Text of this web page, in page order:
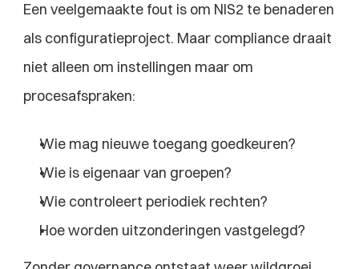
Een veelgemaakte fout is om NIS2 te benaderen
als configuratieproject. Maar compliance draait
niet alleen om instellingen maar om
procesafspraken:
Wie mag nieuwe toegang goedkeuren?
Wie is eigenaar van groepen?
Wie controleert periodiek rechten?
Hoe worden uitzonderingen vastgelegd?